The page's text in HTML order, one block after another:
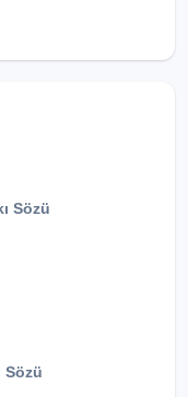
Sözü
Sözü